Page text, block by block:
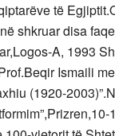
të
shkruar disa
A, 1993
Ismaili
(1920-